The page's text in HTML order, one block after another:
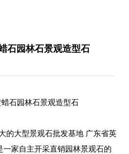
石园林石景观造型石
石园林石景观造型石
的大型景观石批发基地 广东省英
一家自主开采直销园林景观石的